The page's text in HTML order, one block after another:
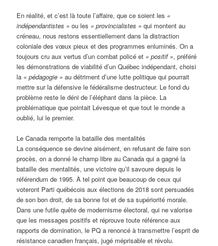
En réalité, et c’est là toute l’affaire, que ce soient les «
indépendantistes » ou les « provincialistes » qui montent au
créneau, nous restons essentiellement dans la distraction
coloniale des vœux pieux et des programmes enluminés. On a
toujours cru aux vertus d’un combat policé et « positif », préféré
les démonstrations de viabilité d’un Québec indépendant, choisi
la « pédagogie » au détriment d’une lutte politique qui pourrait
mettre sur la défensive le fédéralisme destructeur. Le fond du
problème reste le déni de l’éléphant dans la pièce. La
problématique que pointait Lévesque et que tout le monde a
oublié, lui le premier.
Le Canada remporte la bataille des mentalités
La conséquence se devine aisément, en refusant de faire son
procès, on a donné le champ libre au Canada qui a gagné la
bataille des mentalités, une victoire qu’il savoure depuis le
référendum de 1995. À tel point que beaucoup de ceux qui
voteront Parti québécois aux élections de 2018 sont persuadés
de son bon droit, de sa bonne foi et de sa supériorité morale.
Dans une futile quête de modernisme électoral, qui ne valorise
que les messages positifs et réprouve toute référence aux
rapports de domination, le PQ a renoncé à transmettre l’esprit de
résistance canadien français, jugé méprisable et révolu.